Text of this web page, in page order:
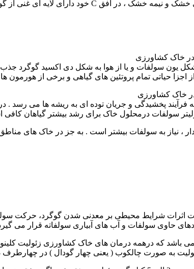
در خاک کشاورزی
یون سولفات و یا از هوا به شکل دی اکسید گوگرد
اجزا حیاتی تمام پروتئین های گیاهی و برخی از هورمون
در خاک کشاورزی
اثرات شرایط محیطی بر معدنی شدن گوگرد، حرکت
حاوی سولفات و آب های آبیاری سولفاته قرار
به صورت چالکوب ( یعنی چهار گودال ) در